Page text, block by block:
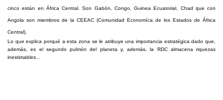
cinco están en África Central. Son Gabón, Congo, Guinea Ecuatorial, Chad que con
Angola son miembros de la CEEAC (Comunidad Economíca de los Estados de África
Central).
Lo que explica porqué a esta zona se le atribuye una importancia estratégica dado que,
además, es el segundo pulmón del planeta y, además, la RDC almacena riquezas
inestimables...